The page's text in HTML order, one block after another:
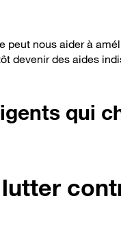
peut nous aider à
devenir des aides
qui